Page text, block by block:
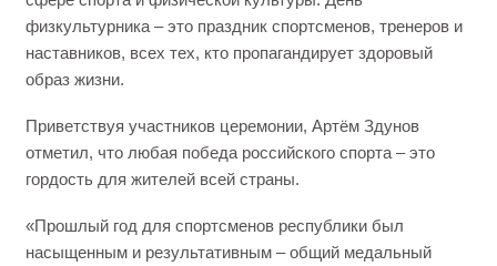
физкультурника – это праздник спортсменов, тренеров и
наставников, всех тех, кто пропагандирует здоровый
образ жизни.
Приветствуя участников церемонии, Артём Здунов
отметил, что любая победа российского спорта – это
гордость для жителей всей страны.
«Прошлый год для спортсменов республики был
насыщенным и результативным – общий медальный